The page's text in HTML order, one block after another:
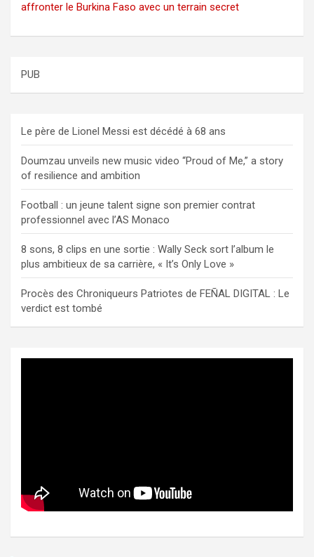
affronter le Burkina Faso avec un terrain secret
PUB
Le père de Lionel Messi est décédé à 68 ans
Doumzau unveils new music video “Proud of Me,” a story
of resilience and ambition
Football : un jeune talent signe son premier contrat
professionnel avec l’AS Monaco
8 sons, 8 clips en une sortie : Wally Seck sort l’album le
plus ambitieux de sa carrière, « It’s Only Love »
Procès des Chroniqueurs Patriotes de FEÑAL DIGITAL : Le
verdict est tombé